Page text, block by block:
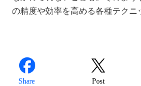
の精度や効率を高める各種テクニ
Share Post